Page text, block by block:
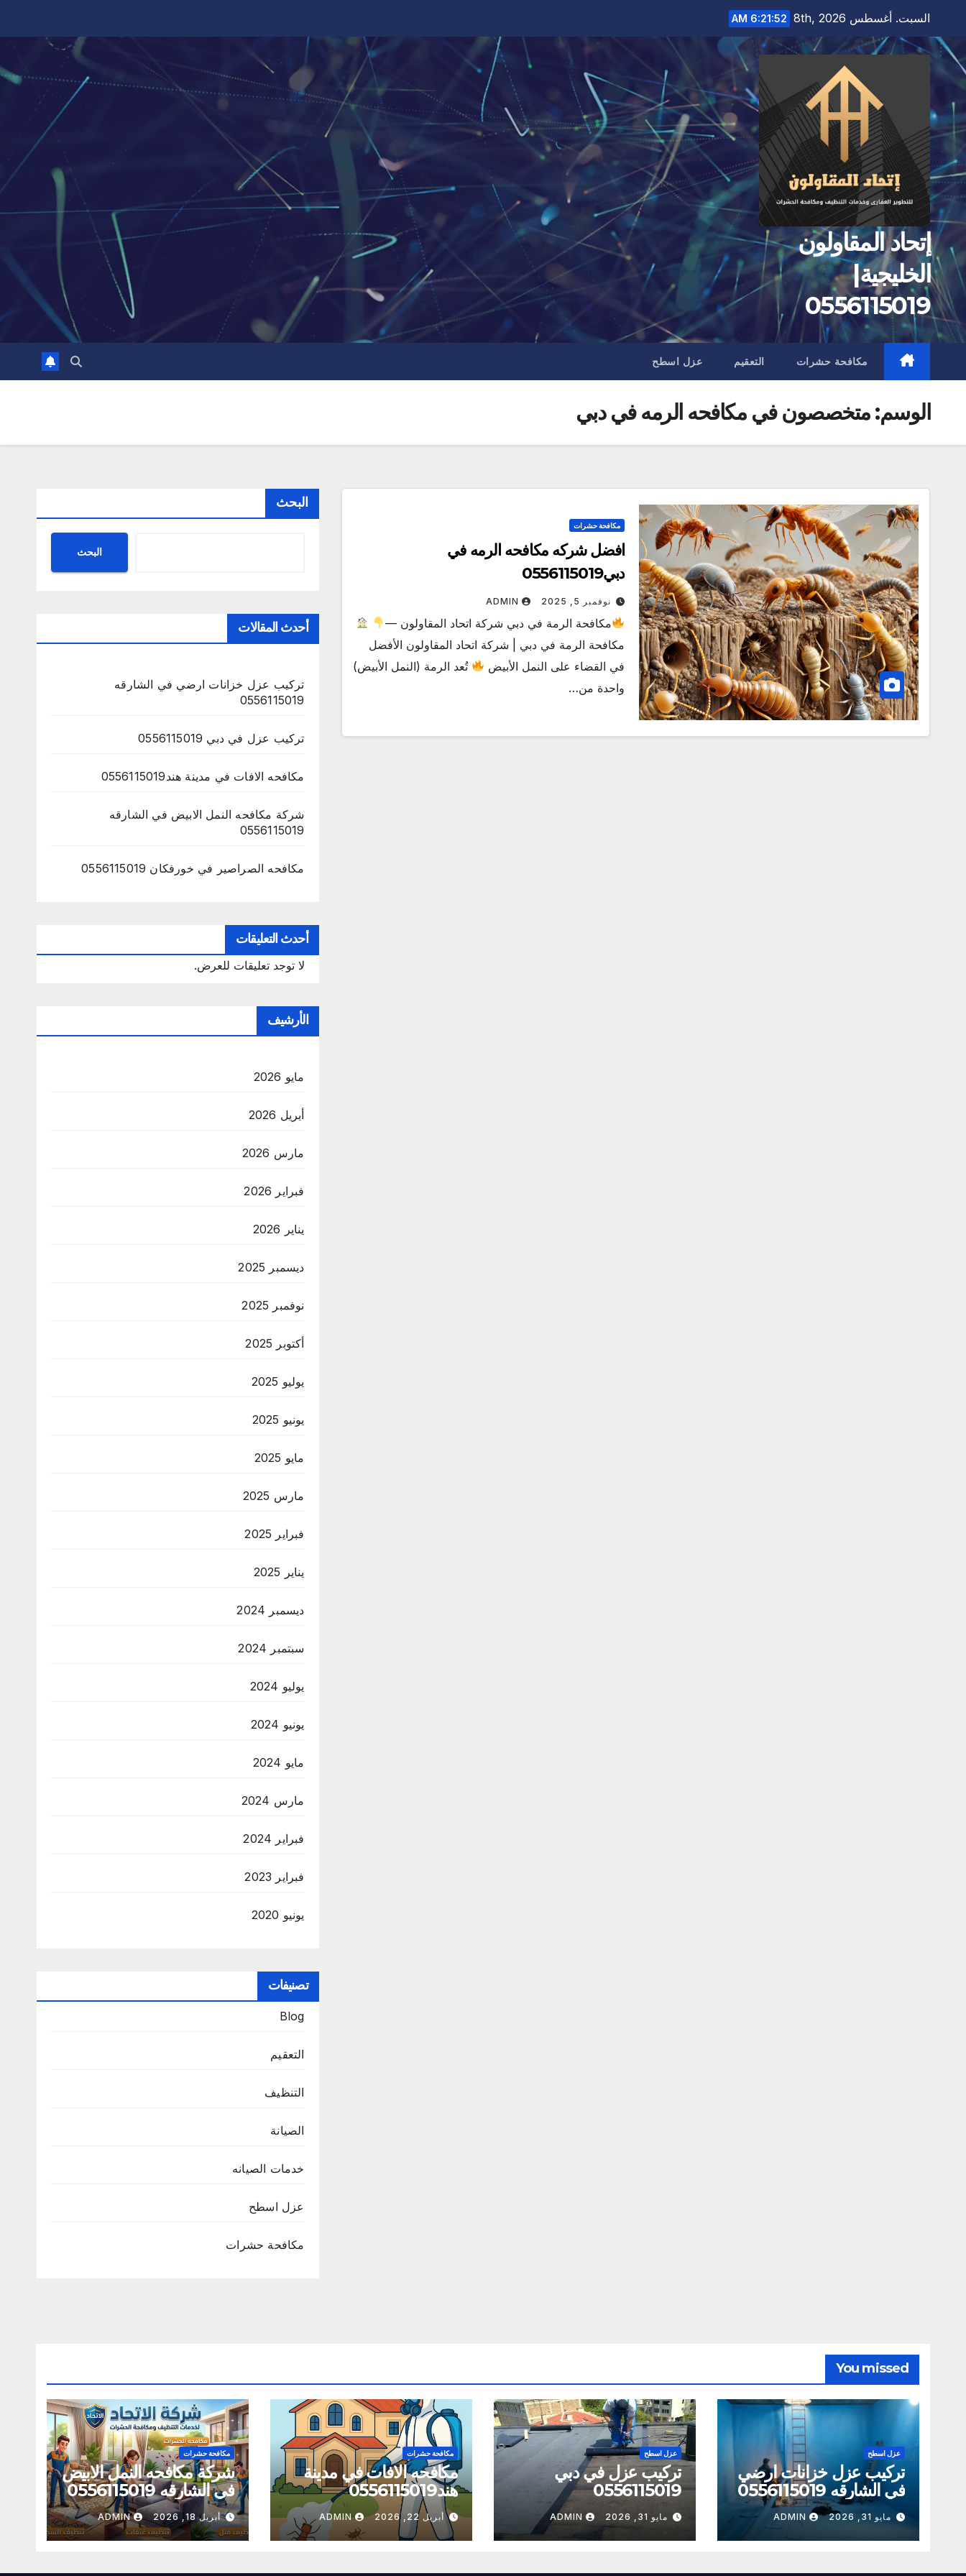
content
السبت. أغسطس 8th, 2026 6:21:53 AM
إتحاد المقاولون
الخليجية|
0556115019
مكافحة حشرات التعقيم عزل اسطح
الوسم:متخصصون في مكافحه الرمه في دبي
مكافحة حشرات
افضل شركه مكافحه الرمه في
دبي0556115019
نوفمبر 5, 2025 ADMIN
مكافحة الرمة في دبي شركة اتحاد المقاولون —
مكافحة الرمة في دبي | شركة اتحاد المقاولون الأفضل
في القضاء على النمل الأبيض
تُعد الرمة (النمل الأبيض)
واحدة من…
البحث
البحث
أحدث المقالات
تركيب عزل خزانات ارضي في الشارقه
0556115019
تركيب عزل في دبي 0556115019
مكافحه الافات في مدينة هند0556115019
شركة مكافحه النمل الابيض في الشارقه
0556115019
مكافحه الصراصير في خورفكان 0556115019
أحدث التعليقات
لا توجد تعليقات للعرض.
الأرشيف
مايو 2026
أبريل 2026
مارس 2026
فبراير 2026
يناير 2026
ديسمبر 2025
نوفمبر 2025
أكتوبر 2025
يوليو 2025
يونيو 2025
مايو 2025
مارس 2025
فبراير 2025
يناير 2025
ديسمبر 2024
سبتمبر 2024
يوليو 2024
يونيو 2024
مايو 2024
مارس 2024
فبراير 2024
فبراير 2023
يونيو 2020
تصنيفات
Blog
التعقيم
التنظيف
الصيانة
خدمات الصيانه
عزل اسطح
مكافحة حشرات
You missed
عزل اسطح
تركيب عزل خزانات ارضي
في الشارقه 0556115019
مايو 31, 2026 ADMIN
عزل اسطح
تركيب عزل في دبي
0556115019
مايو 31, 2026 ADMIN
مكافحة حشرات
مكافحه الافات في مدينة
هند0556115019
أبريل 22, 2026 ADMIN
مكافحة حشرات
شركة مكافحه النمل الابيض
في الشارقه 0556115019
أبريل 18, 2026 ADMIN